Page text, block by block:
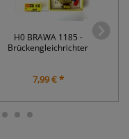
H0 BRAWA 1185 -
Brückengleichrichter
7,99 € *